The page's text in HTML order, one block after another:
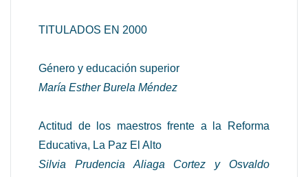
TITULADOS EN 2000
Género y educación superior
María Esther Burela Méndez
Actitud de los maestros frente a la Reforma
Educativa, La Paz El Alto
Silvia Prudencia Aliaga Cortez y Osvaldo